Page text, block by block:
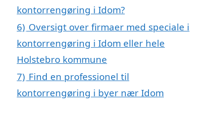
kontorrengøring i Idom?
6) Oversigt over firmaer med speciale i
kontorrengøring i Idom eller hele
Holstebro kommune
7) Find en professionel til
kontorrengøring i byer nær Idom